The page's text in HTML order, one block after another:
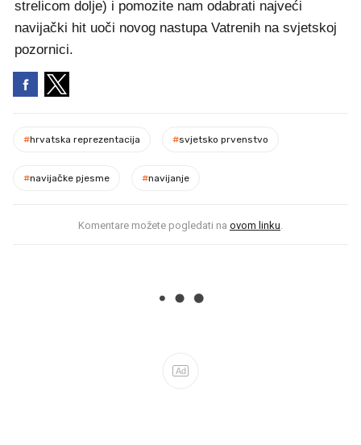
strelicom dolje) i pomozite nam odabrati najveći
navijački hit uoči novog nastupa Vatrenih na svjetskoj
pozornici.
#hrvatska reprezentacija #svjetsko prvenstvo
#navijačke pjesme #navijanje
Komentare možete pogledati na ovom linku.
Ad